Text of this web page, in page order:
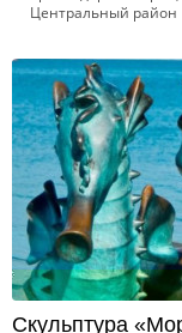
Центральный район
Скульптура